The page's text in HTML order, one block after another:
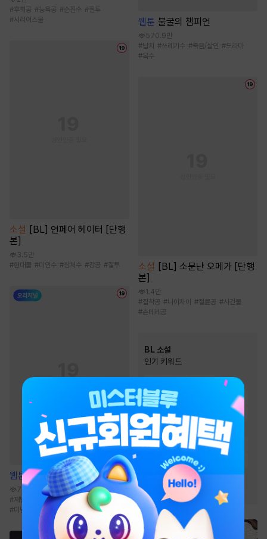
#후회공 #능욕공 #순진수 #질투
#시리어스물
소설
[BL] 언페어 헤이터 [단행
본]
3.5만
#현대물 #미인수 #상처수 #강공 #질투
웹툰 개와 새
764.9만
# 재벌공 현대물 #친구>연인 #오해/착각
#미남수
웹툰 불굴의 챔피언
570.9만
#납치 #쓰레기수 #죽음/살인 #드라마
#복수
소설 [BL] 소문난 오메가 [단행
본]
1.4만
#집착공 #나이차이 #절륜공 #사건물
#츤데레공
BL 소설
인기 키워드
#순정공
능욕공
#일상물 #연하공
다정공
# 사랑꾼공 # 미인수
# 절륜공 #미인공 #집착공
단정수 #능글공
달달물
3인칭시점
상처수 # 강공